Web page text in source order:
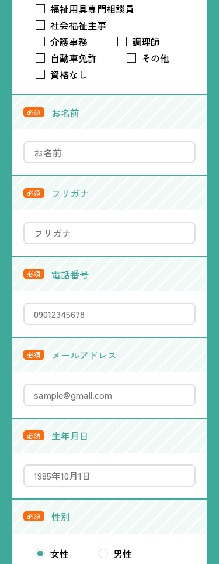
福祉用具専門相談員
社会福祉主事
介護事務
調理師
自動車免許
その他
資格なし
必須 お名前
必須 フリガナ
必須 電話番号
必須 メールアドレス
必須 生年月日
必須 性別
女性
男性